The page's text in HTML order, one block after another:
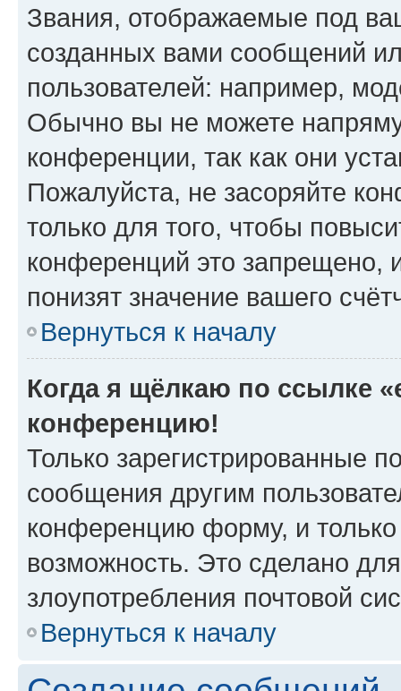
Звания, отображаемые под
созданных вами сообщений
пользователей: например,
Обычно вы не можете
конференции, так как они
Пожалуйста, не засоряйте
только для того, чтобы
конференций это запрещено,
понизят значение вашего
Вернуться к началу
Когда я щёлкаю по ссылке
конференцию!
Только зарегистрированные
сообщения другим
конференцию форму, и
возможность. Это сделано
злоупотребления почтовой
Вернуться к началу